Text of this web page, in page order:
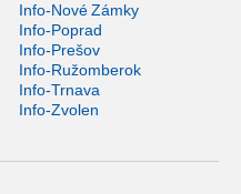
Info-Nové Zámky
Info-Poprad
Info-Prešov
Info-Ružomberok
Info-Trnava
Info-Zvolen